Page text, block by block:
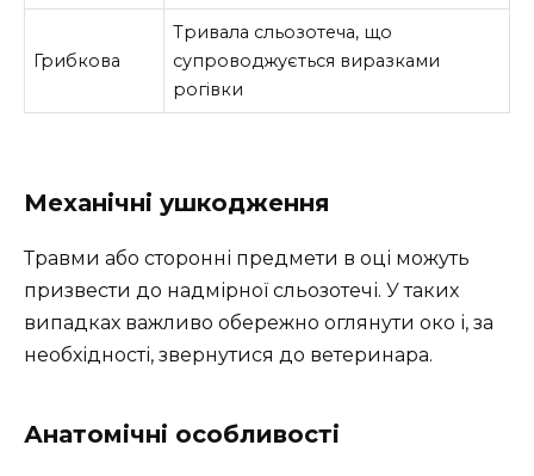
Грибкова
Тривала сльозотеча, що
супроводжується виразками
рогівки
Механічні ушкодження
Травми або сторонні предмети в оці можуть
призвести до надмірної сльозотечі. У таких
випадках важливо обережно оглянути око і, за
необхідності, звернутися до ветеринара.
Анатомічні особливості